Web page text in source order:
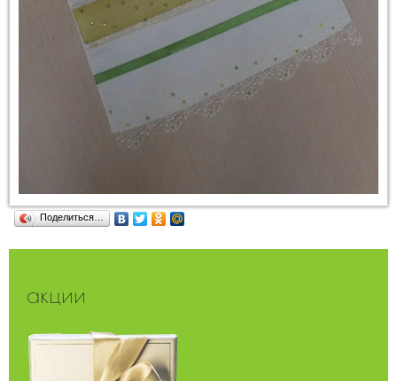
Поделиться…
акции